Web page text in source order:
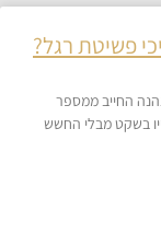
פשיטת רגל?
החייב ממספר
בשקט מבלי החשש